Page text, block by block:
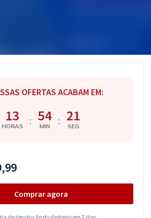
OFERTAS ACABAM EM:
13
HORAS : 54
MIN : 21
SEG
Comprar agora